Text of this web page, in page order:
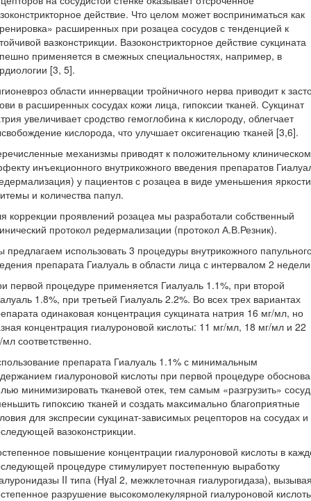
действие. Что целом может восприниматься как
расширенных при розацеа сосудов с тенденцией к
вазконстрикции. Вазоконстрикторное действие сукцината
применяется в смежных специальностях, например, в
[3, 5].
области иннервации тройничного нерва приводит к
в расширенных сосудах кожи лица, гипоксии тканей. Сукцинат
увеличивает сродство гемоглобина к кислороду, облегчает
кислорода, что улучшает оксигенацию тканей [3,6].
механизмы приводят к положительному
инъекционного внутрикожного введения препаратов
у пациентов с розацеа в виде уменьшения яркости
и количества папул.
коррекции проявлений розацеа мы разработали собственный
протокол редермализации (протокол А.В.Резник).
предлагаем использовать 3 процедуры внутрикожного
препарата Гиалуаль в области лица с интервалом 2
первой процедуре применяется Гиалуаль 1.1%, при второй
1.8%, при третьей Гиалуаль 2.2%. Во всех трех вариантах
одинаковая концентрация сукцината натрия 16 мг/мл, но
концентрация гиалуроновой кислоты: 11 мг/мл, 18 мг/мл и 22
мл соответственно.
препарата Гиалуаль 1.1% с минимальным
гиалуроновой кислоты при первой процедуре
минимизировать тканевой отек, тем самым «разгрузить»
гипоксию тканей и создать максимально благоприятные
для экспресии сукцинат-зависимых рецепторов на сосудах и
вазоконстрикции.
повышение концентрации гиалуроновой кислоты в
процедуре стимулирует постепенную выработку
II типа (Hyal 2, межклеточная гиалурогидаза),
разрушение высокомолекулярной гиалуроновой